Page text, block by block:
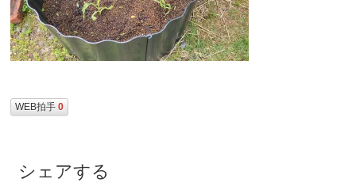
WEB拍手0
シェアする